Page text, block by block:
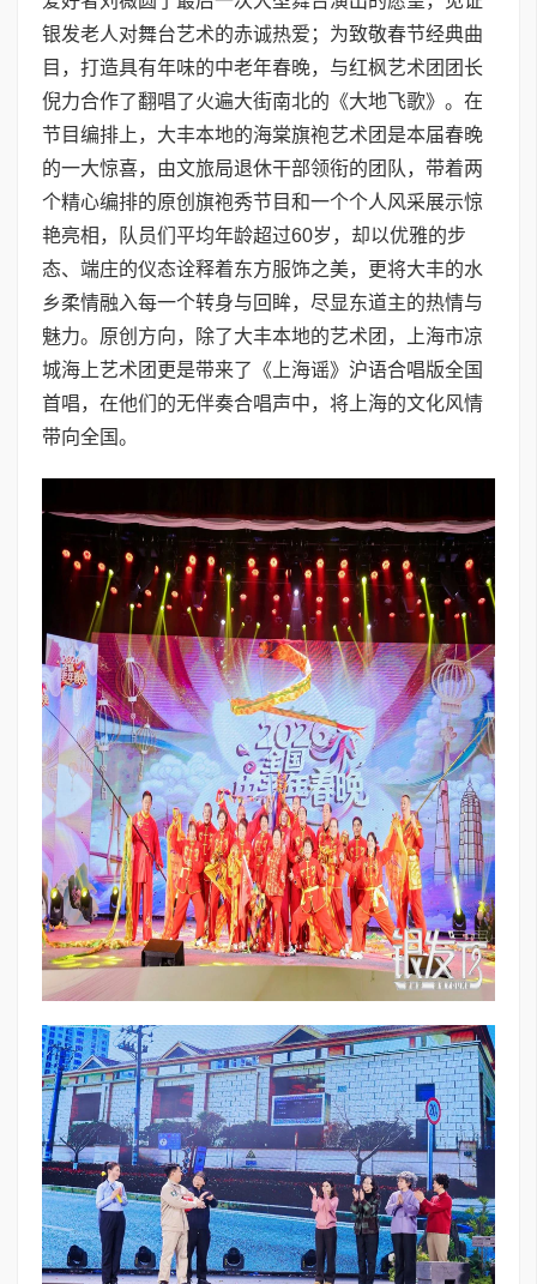
银发老人对舞台艺术的赤诚热爱；为致敬春节经典曲
目，打造具有年味的中老年春晚，与红枫艺术团团长
倪力合作了翻唱了火遍大街南北的《大地飞歌》。在
节目编排上，大丰本地的海棠旗袍艺术团是本届春晚
的一大惊喜，由文旅局退休干部领衔的团队，带着两
个精心编排的原创旗袍秀节目和一个个人风采展示惊
艳亮相，队员们平均年龄超过60岁，却以优雅的步
态、端庄的仪态诠释着东方服饰之美，更将大丰的水
乡柔情融入每一个转身与回眸，尽显东道主的热情与
魅力。原创方向，除了大丰本地的艺术团，上海市凉
城海上艺术团更是带来了《上海谣》沪语合唱版全国
首唱，在他们的无伴奏合唱声中，将上海的文化风情
带向全国。